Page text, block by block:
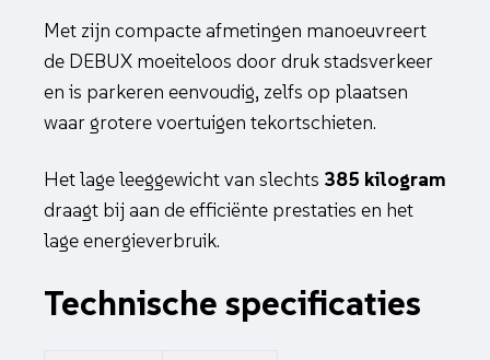
Met zijn compacte afmetingen manoeuvreert
de DEBUX moeiteloos door druk stadsverkeer
en is parkeren eenvoudig, zelfs op plaatsen
waar grotere voertuigen tekortschieten.
Het lage leeggewicht van slechts 385 kilogram
draagt bij aan de efficiënte prestaties en het
lage energieverbruik.
Technische specificaties